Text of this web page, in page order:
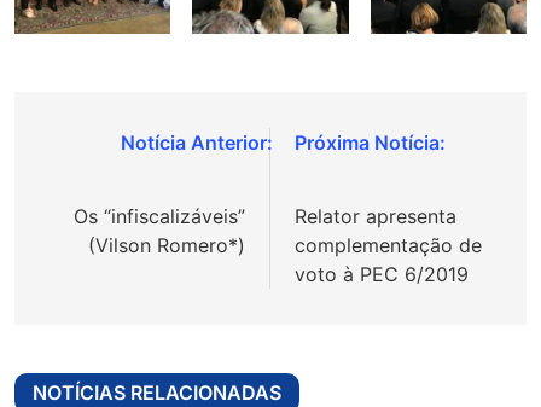
Navegação
Post
Os “infiscalizáveis”
(Vilson Romero*)
Relator apresenta
complementação de
voto à PEC 6/2019
NOTÍCIAS RELACIONADAS